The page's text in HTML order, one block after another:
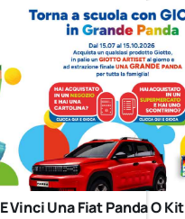
Vinci Una Fiat Panda O